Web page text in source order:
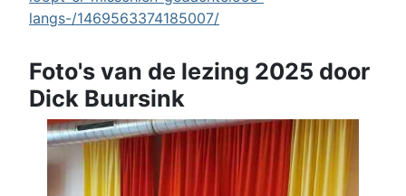
langs-/1469563374185007/
Foto's van de lezing 2025 door
Dick Buursink